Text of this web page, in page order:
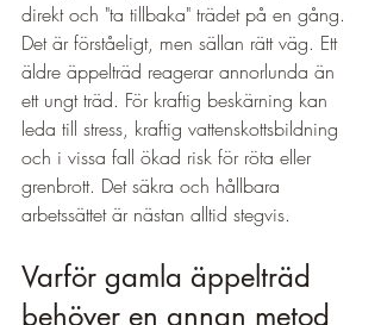
direkt och "ta tillbaka" trädet på en gång.
Det är förståeligt, men sällan rätt väg. Ett
äldre äppelträd reagerar annorlunda än
ett ungt träd. För kraftig beskärning kan
leda till stress, kraftig vattenskottsbildning
och i vissa fall ökad risk för röta eller
grenbrott. Det säkra och hållbara
arbetssättet är nästan alltid stegvis.
Varför gamla äppelträd
behöver en annan metod